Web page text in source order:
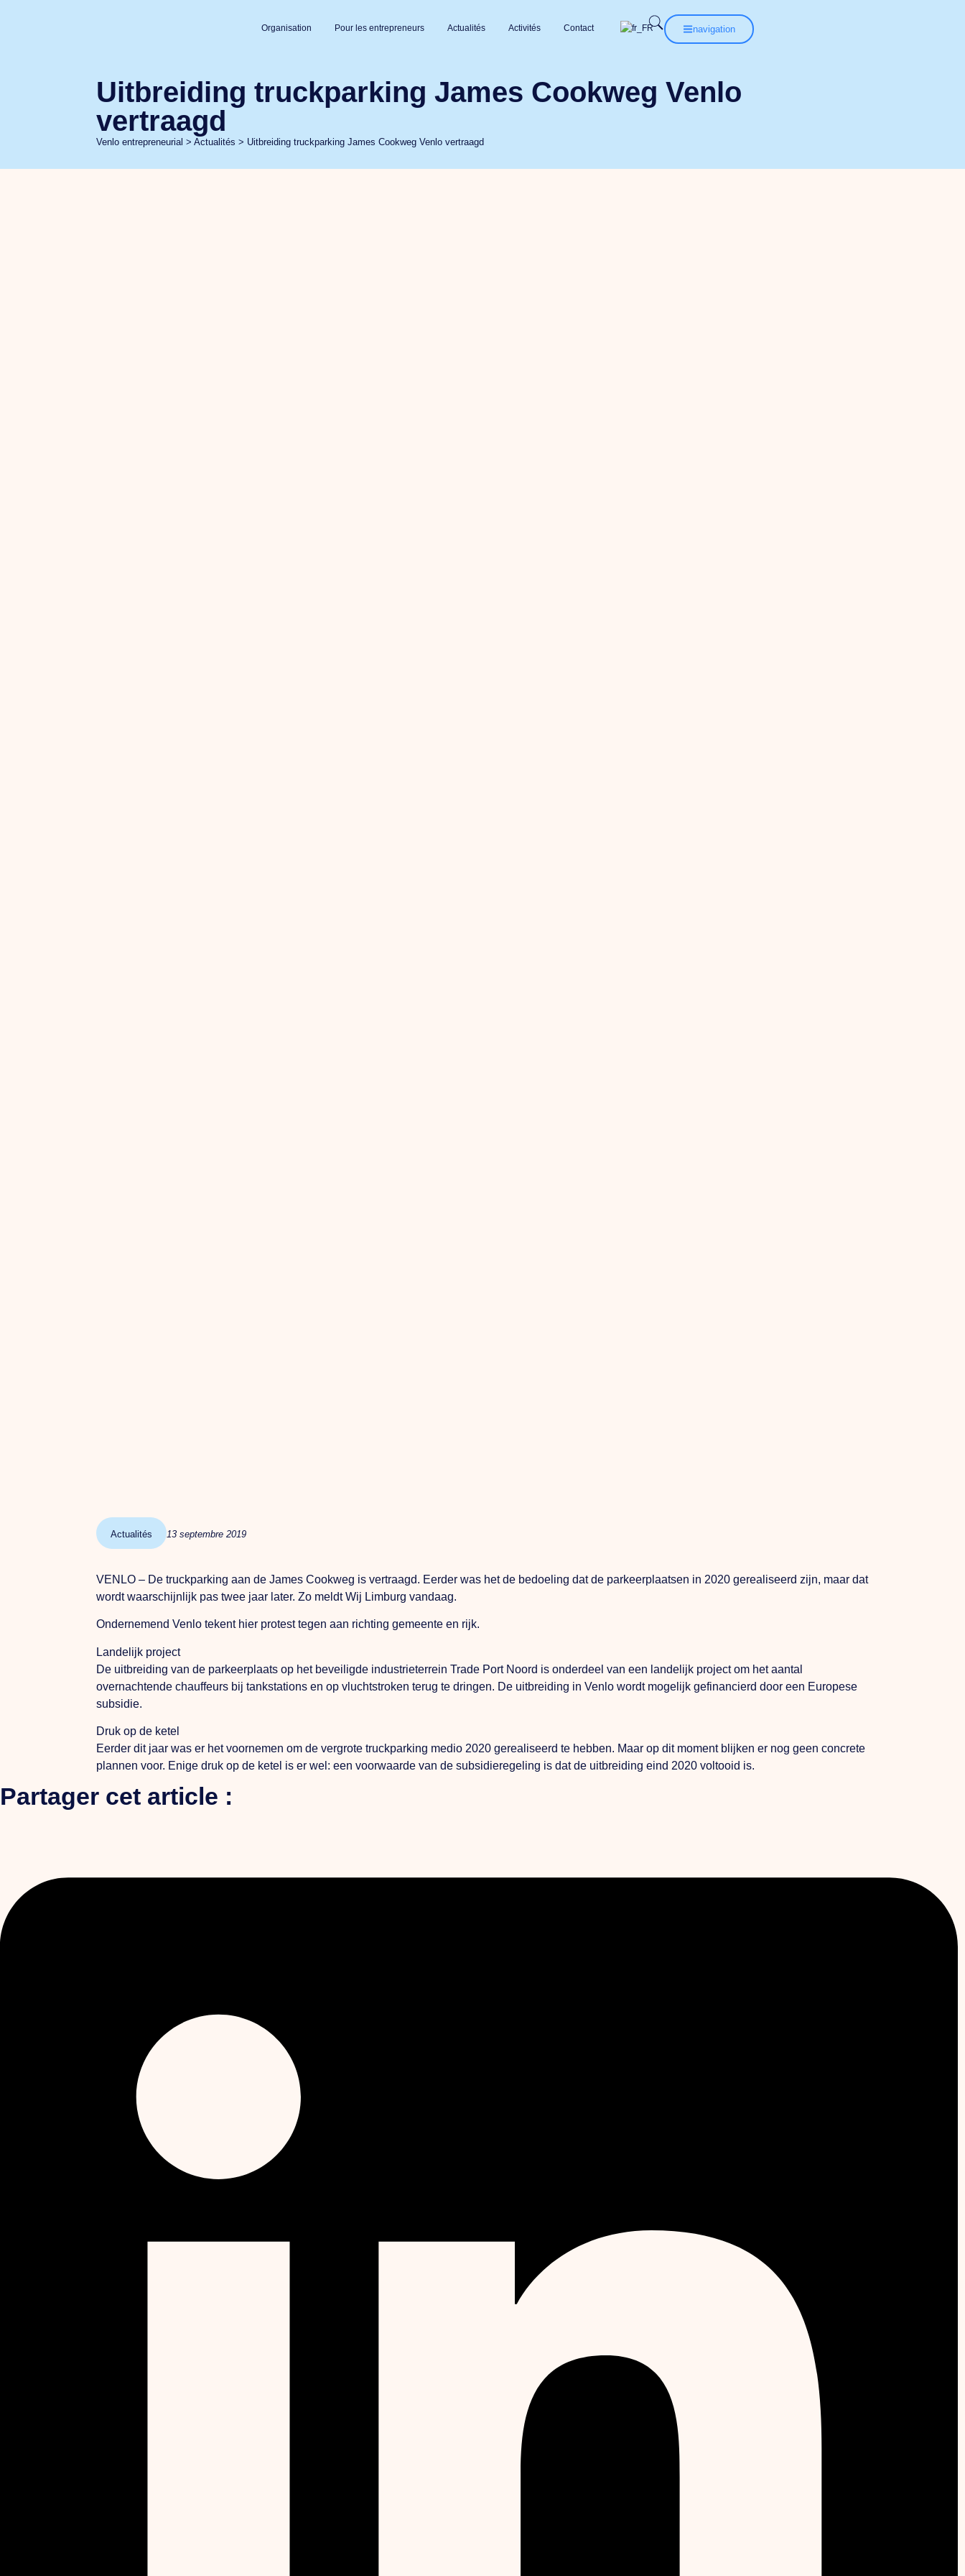
Organisation Pour les entrepreneurs Actualités Activités Contact navigation
Uitbreiding truckparking James Cookweg Venlo
vertraagd
Venlo entrepreneurial >Actualités > Uitbreiding truckparking James Cookweg Venlo vertraagd
Actualités 13 septembre 2019
VENLO – De truckparking aan de James Cookweg is vertraagd. Eerder was het de bedoeling dat de parkeerplaatsen in 2020 gerealiseerd zijn, maar dat
wordt waarschijnlijk pas twee jaar later. Zo meldt Wij Limburg vandaag.
Ondernemend Venlo tekent hier protest tegen aan richting gemeente en rijk.
Landelijk project
De uitbreiding van de parkeerplaats op het beveiligde industrieterrein Trade Port Noord is onderdeel van een landelijk project om het aantal
overnachtende chauffeurs bij tankstations en op vluchtstroken terug te dringen. De uitbreiding in Venlo wordt mogelijk gefinancierd door een Europese
subsidie.
Druk op de ketel
Eerder dit jaar was er het voornemen om de vergrote truckparking medio 2020 gerealiseerd te hebben. Maar op dit moment blijken er nog geen concrete
plannen voor. Enige druk op de ketel is er wel: een voorwaarde van de subsidieregeling is dat de uitbreiding eind 2020 voltooid is.
Partager cet article :